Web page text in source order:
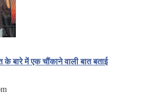
के बारे में एक चौंकाने वाली बात बताई